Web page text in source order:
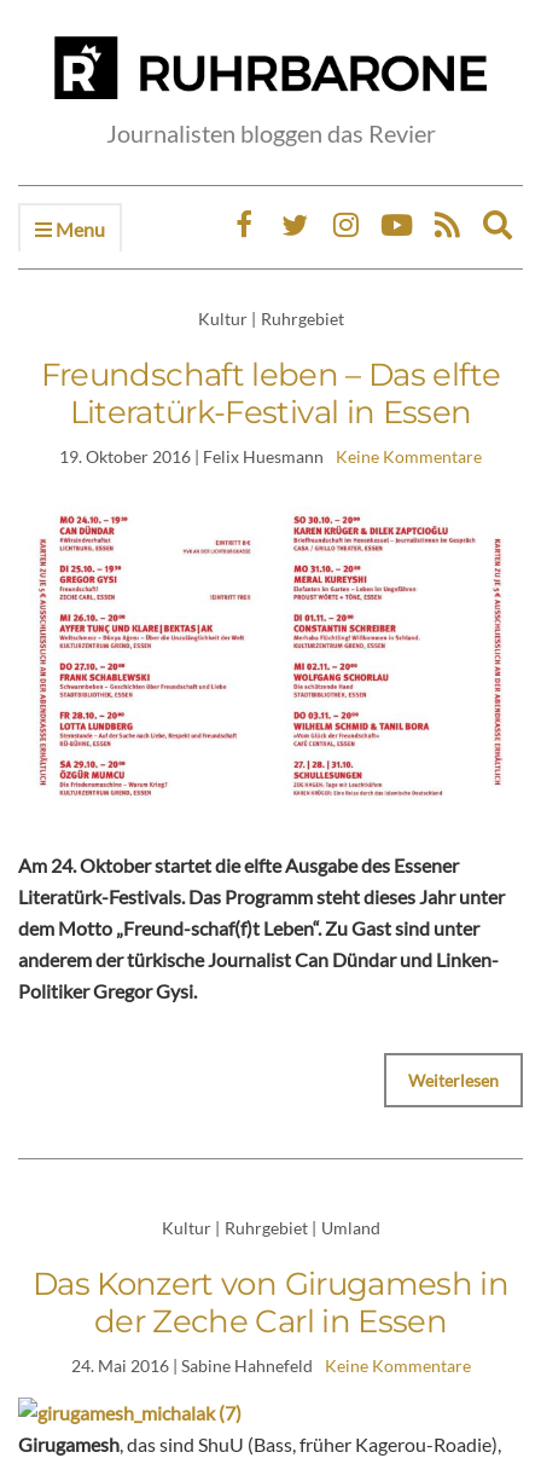
Journalisten bloggen das Revier
Menu
Kultur | Ruhrgebiet
Freundschaft leben – Das elfte
Literatürk-Festival in Essen
19. Oktober 2016 | Felix Huesmann Keine Kommentare
Am 24. Oktober startet die elfte Ausgabe des Essener
Literatürk-Festivals. Das Programm steht dieses Jahr unter
dem Motto „Freund-schaf(f)t Leben“. Zu Gast sind unter
anderem der türkische Journalist Can Dündar und Linken-
Politiker Gregor Gysi.
Weiterlesen
Kultur | Ruhrgebiet | Umland
Das Konzert von Girugamesh in
der Zeche Carl in Essen
24. Mai 2016| Sabine Hahnefeld Keine Kommentare
Girugamesh,das sind ShuU (Bass, früher Kagerou-Roadie),